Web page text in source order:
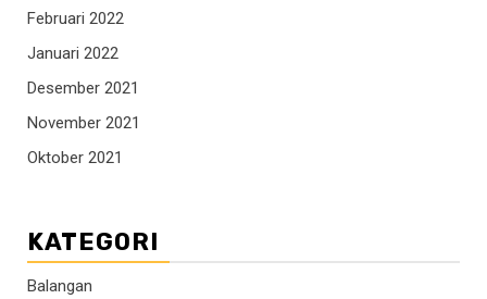
Februari 2022
Januari 2022
Desember 2021
November 2021
Oktober 2021
KATEGORI
Balangan